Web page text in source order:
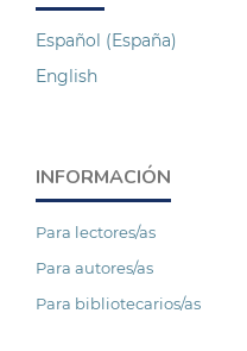
Español (España)
English
INFORMACIÓN
Para lectores/as
Para autores/as
Para bibliotecarios/as